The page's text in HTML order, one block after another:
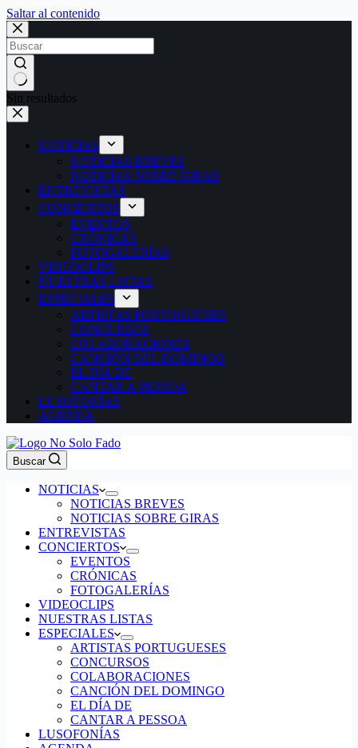
Saltar al contenido
Sin resultados
NOTICIAS
NOTICIAS BREVES
NOTICIAS SOBRE GIRAS
ENTREVISTAS
CONCIERTOS
EVENTOS
CRÓNICAS
FOTOGALERÍAS
VIDEOCLIPS
NUESTRAS LISTAS
ESPECIALES
ARTISTAS PORTUGUESES
CONCURSOS
COLABORACIONES
CANCIÓN DEL DOMINGO
EL DÍA DE
CANTAR A PESSOA
LUSOFONÍAS
AGENDA
Buscar
NOTICIAS
NOTICIAS BREVES
NOTICIAS SOBRE GIRAS
ENTREVISTAS
CONCIERTOS
EVENTOS
CRÓNICAS
FOTOGALERÍAS
VIDEOCLIPS
NUESTRAS LISTAS
ESPECIALES
ARTISTAS PORTUGUESES
CONCURSOS
COLABORACIONES
CANCIÓN DEL DOMINGO
EL DÍA DE
CANTAR A PESSOA
LUSOFONÍAS